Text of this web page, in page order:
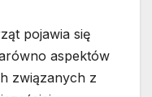
pojawia się
aspektów
związanych z